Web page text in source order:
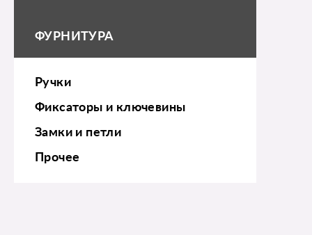
ФУРНИТУРА
Ручки
Фиксаторы и ключевины
Замки и петли
Прочее